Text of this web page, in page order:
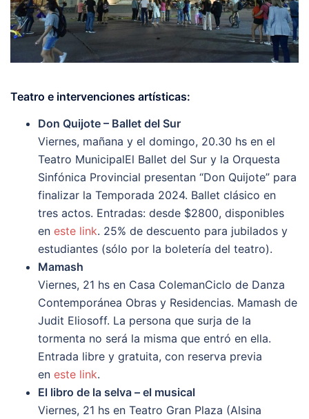
Teatro e intervenciones artísticas:
Don Quijote – Ballet del Sur
Viernes, mañana y el domingo, 20.30 hs en el
Teatro MunicipalEl Ballet del Sur y la Orquesta
Sinfónica Provincial presentan “Don Quijote” para
finalizar la Temporada 2024. Ballet clásico en
tres actos. Entradas: desde $2800, disponibles
en este link. 25% de descuento para jubilados y
estudiantes (sólo por la boletería del teatro).
Mamash
Viernes, 21 hs en Casa ColemanCiclo de Danza
Contemporánea Obras y Residencias. Mamash de
Judit Eliosoff. La persona que surja de la
tormenta no será la misma que entró en ella.
Entrada libre y gratuita, con reserva previa
en este link.
El libro de la selva – el musical
Viernes, 21 hs en Teatro Gran Plaza (Alsina